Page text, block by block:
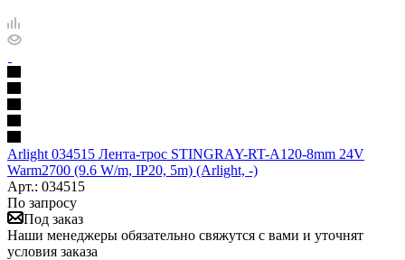
Arlight 034515 Лента-трос STINGRAY-RT-A120-8mm 24V
Warm2700 (9.6 W/m, IP20, 5m) (Arlight, -)
Арт.: 034515
По запросу
Под заказ
Наши менеджеры обязательно свяжутся с вами и уточнят
условия заказа